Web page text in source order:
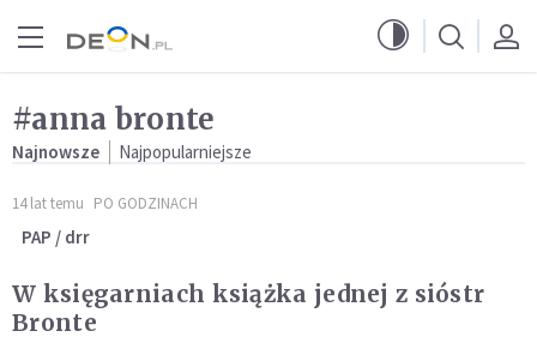
#anna bronte
Najnowsze Najpopularniejsze
14 lat temu PO GODZINACH
PAP / drr
W księgarniach książka jednej z sióstr
Bronte